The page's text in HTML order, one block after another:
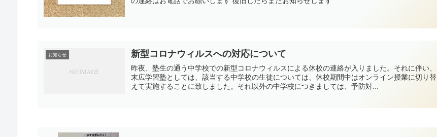
お知らせ 新型コロナウィルスへの対応について
昨夜、塾生の通う中学校での新型コロナウィルスによる休校の連絡が入りました。それに伴い、
末広学習塾としては、該当する中学校の生徒については、休校期間中はオンライン授業に切り替
えて実施することに致しました。それ以外の中学校につきましては、予防対...